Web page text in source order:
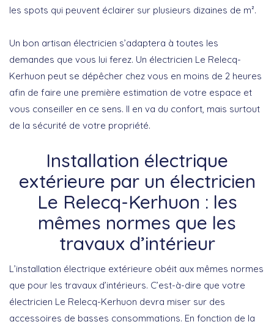
les spots qui peuvent éclairer sur plusieurs dizaines de m².
Un bon artisan électricien s’adaptera à toutes les
demandes que vous lui ferez. Un électricien Le Relecq-
Kerhuon peut se dépêcher chez vous en moins de 2 heures
afin de faire une première estimation de votre espace et
vous conseiller en ce sens. Il en va du confort, mais surtout
de la sécurité de votre propriété.
Installation électrique
extérieure par un électricien
Le Relecq-Kerhuon : les
mêmes normes que les
travaux d’intérieur
L’installation électrique extérieure obéit aux mêmes normes
que pour les travaux d’intérieurs. C’est-à-dire que votre
électricien Le Relecq-Kerhuon devra miser sur des
accessoires de basses consommations. En fonction de la